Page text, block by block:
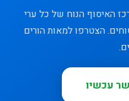
האיסוף הנוח של כל ערי
הצטרפו למאות הורים
עכשיו